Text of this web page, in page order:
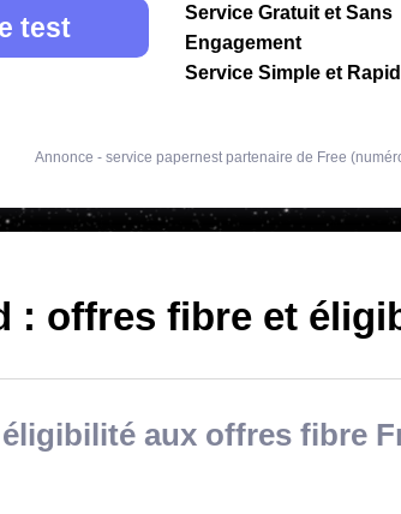
test
Service Gratuit et Sans
Engagement
Service Simple et
Annonce - service papernest partenaire de Free
: offres fibre et
aux offres fibre